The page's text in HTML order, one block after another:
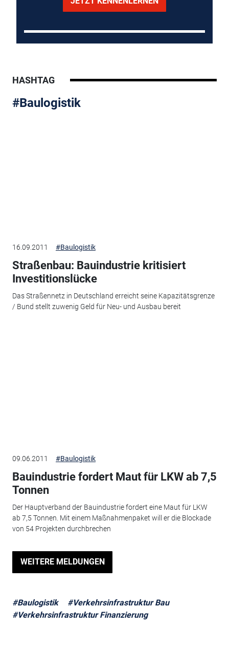
HASHTAG
#Baulogistik
16.09.2011 #Baulogistik
Straßenbau: Bauindustrie kritisiert
Investitionslücke
Das Straßennetz in Deutschland erreicht seine Kapazitätsgrenze
/ Bund stellt zuwenig Geld für Neu- und Ausbau bereit
09.06.2011 #Baulogistik
Bauindustrie fordert Maut für LKW ab 7,5
Tonnen
Der Hauptverband der Bauindustrie fordert eine Maut für LKW
ab 7,5 Tonnen. Mit einem Maßnahmenpaket will er die Blockade
von 54 Projekten durchbrechen
WEITERE MELDUNGEN
#Baulogistik
#Verkehrsinfrastruktur Bau
#Verkehrsinfrastruktur Finanzierung